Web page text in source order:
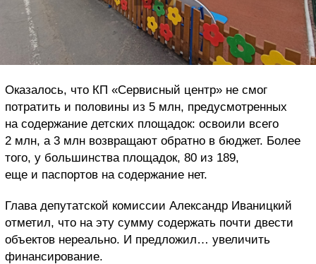
Оказалось, что КП «Сервисный центр» не смог
потратить и половины из 5 млн, предусмотренных
на содержание детских площадок: освоили всего
2 млн, а 3 млн возвращают обратно в бюджет. Более
того, у большинства площадок, 80 из 189,
еще и паспортов на содержание нет.
Глава депутатской комиссии Александр Иваницкий
отметил, что на эту сумму содержать почти двести
объектов нереально. И предложил… увеличить
финансирование.